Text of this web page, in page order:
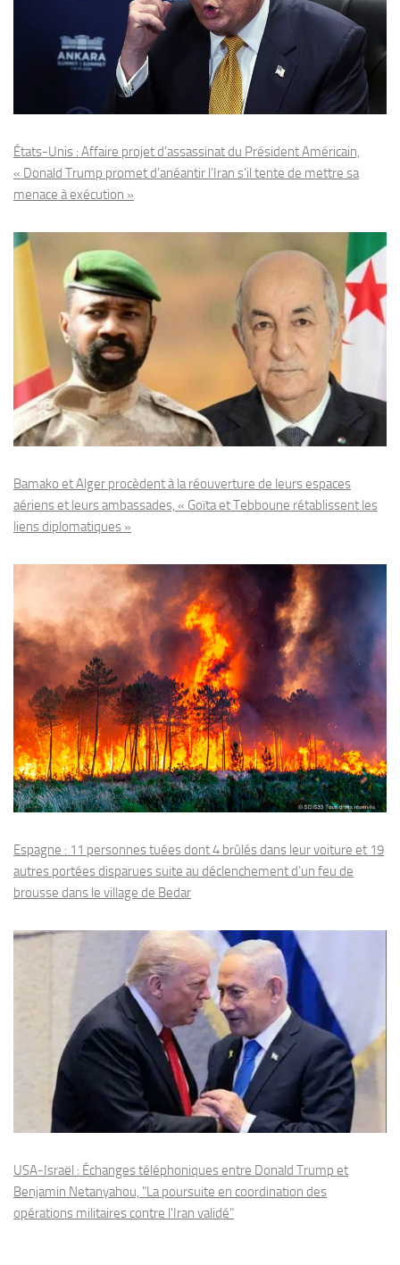
États-Unis : Affaire projet d’assassinat du Président Américain,
« Donald Trump promet d’anéantir l’Iran s’il tente de mettre sa
menace à exécution »
Bamako et Alger procèdent à la réouverture de leurs espaces
aériens et leurs ambassades, « Goïta et Tebboune rétablissent les
liens diplomatiques »
Espagne : 11 personnes tuées dont 4 brûlés dans leur voiture et 19
autres portées disparues suite au déclenchement d’un feu de
brousse dans le village de Bedar
USA-Israël : Échanges téléphoniques entre Donald Trump et
Benjamin Netanyahou, "La poursuite en coordination des
opérations militaires contre l'Iran validé"